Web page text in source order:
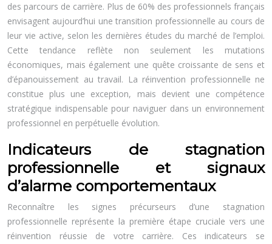
des parcours de carrière. Plus de 60% des professionnels français
envisagent aujourd’hui une transition professionnelle au cours de
leur vie active, selon les dernières études du marché de l’emploi.
Cette tendance reflète non seulement les mutations
économiques, mais également une quête croissante de sens et
d’épanouissement au travail. La réinvention professionnelle ne
constitue plus une exception, mais devient une compétence
stratégique indispensable pour naviguer dans un environnement
professionnel en perpétuelle évolution.
Indicateurs de stagnation
professionnelle et signaux
d’alarme comportementaux
Reconnaître les signes précurseurs d’une stagnation
professionnelle représente la première étape cruciale vers une
réinvention réussie de votre carrière. Ces indicateurs se